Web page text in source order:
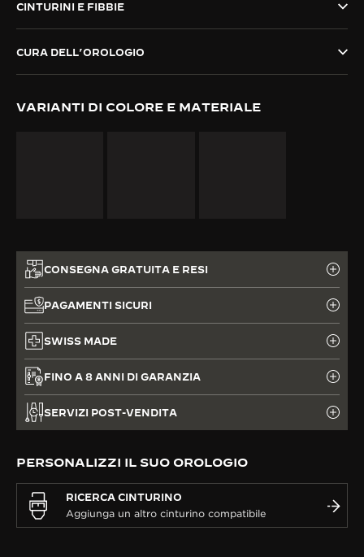
CINTURINI E FIBBIE
CURA DELL’OROLOGIO
VARIANTI DI COLORE E MATERIALE
CONSEGNA GRATUITA E RESI
PAGAMENTI SICURI
SWISS MADE
FINO A 8 ANNI DI GARANZIA
SERVIZI POST-VENDITA
PERSONALIZZI IL SUO OROLOGIO
RICERCA CINTURINO